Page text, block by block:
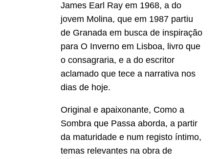
James Earl Ray em 1968, a do
jovem Molina, que em 1987 partiu
de Granada em busca de inspiração
para O Inverno em Lisboa, livro que
o consagraria, e a do escritor
aclamado que tece a narrativa nos
dias de hoje.
Original e apaixonante, Como a
Sombra que Passa aborda, a partir
da maturidade e num registo íntimo,
temas relevantes na obra de